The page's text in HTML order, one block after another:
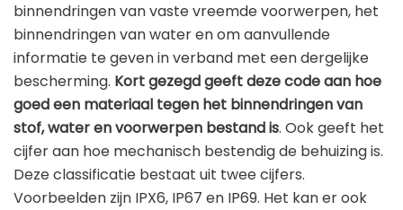
binnendringen van vaste vreemde voorwerpen, het
binnendringen van water en om aanvullende
informatie te geven in verband met een dergelijke
bescherming. Kort gezegd geeft deze code aan hoe
goed een materiaal tegen het binnendringen van
stof, water en voorwerpen bestand is. Ook geeft het
cijfer aan hoe mechanisch bestendig de behuizing is.
Deze classificatie bestaat uit twee cijfers.
Voorbeelden zijn IPX6, IP67 en IP69. Het kan er ook